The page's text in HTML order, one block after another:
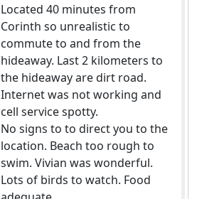
Located 40 minutes from
Corinth so unrealistic to
commute to and from the
hideaway. Last 2 kilometers to
the hideaway are dirt road.
Internet was not working and
cell service spotty.
No signs to to direct you to the
location. Beach too rough to
swim. Vivian was wonderful.
Lots of birds to watch. Food